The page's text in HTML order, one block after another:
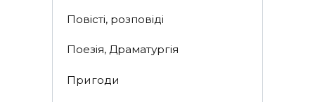
Повісті, розповіді
Поезія, Драматургія
Пригоди